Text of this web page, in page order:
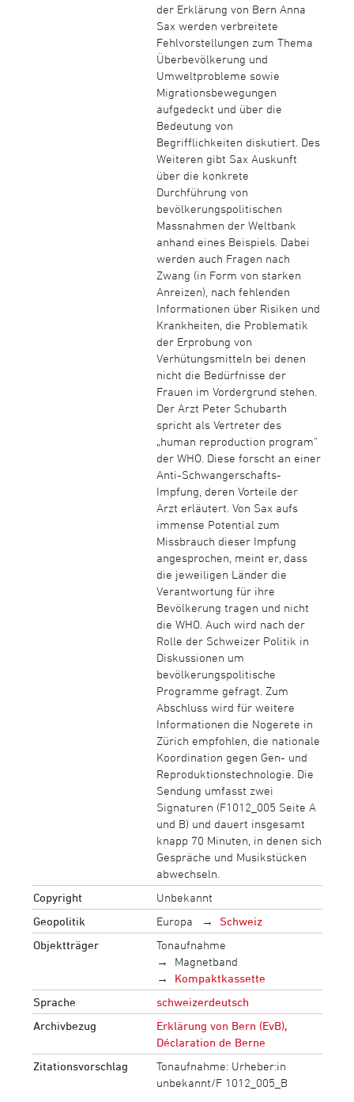
der Erklärung von Bern Anna
Sax werden verbreitete
Fehlvorstellungen zum Thema
Überbevölkerung und
Umweltprobleme sowie
Migrationsbewegungen
aufgedeckt und über die
Bedeutung von
Begrifflichkeiten diskutiert. Des
Weiteren gibt Sax Auskunft
über die konkrete
Durchführung von
bevölkerungspolitischen
Massnahmen der Weltbank
anhand eines Beispiels. Dabei
werden auch Fragen nach
Zwang (in Form von starken
Anreizen), nach fehlenden
Informationen über Risiken und
Krankheiten, die Problematik
der Erprobung von
Verhütungsmitteln bei denen
nicht die Bedürfnisse der
Frauen im Vordergrund stehen.
Der Arzt Peter Schubarth
spricht als Vertreter des
„human reproduction program“
der WHO. Diese forscht an einer
Anti-Schwangerschafts-
Impfung, deren Vorteile der
Arzt erläutert. Von Sax aufs
immense Potential zum
Missbrauch dieser Impfung
angesprochen, meint er, dass
die jeweiligen Länder die
Verantwortung für ihre
Bevölkerung tragen und nicht
die WHO. Auch wird nach der
Rolle der Schweizer Politik in
Diskussionen um
bevölkerungspolitische
Programme gefragt. Zum
Abschluss wird für weitere
Informationen die Nogerete in
Zürich empfohlen, die nationale
Koordination gegen Gen- und
Reproduktionstechnologie. Die
Sendung umfasst zwei
Signaturen (F1012_005 Seite A
und B) und dauert insgesamt
knapp 70 Minuten, in denen sich
Gespräche und Musikstücken
abwechseln.
Copyright
Unbekannt
Geopolitik
Europa
Schweiz
Objektträger
Tonaufnahme
Magnetband
Kompaktkassette
Sprache
schweizerdeutsch
Archivbezug
Erklärung von Bern (EvB),
Déclaration de Berne
Zitationsvorschlag
Tonaufnahme: Urheber:in
unbekannt/F 1012_005_B